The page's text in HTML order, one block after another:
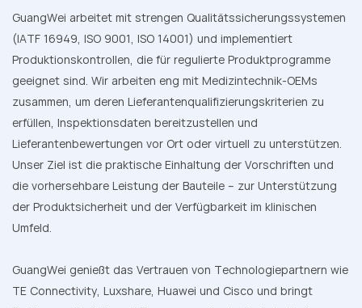
GuangWei arbeitet mit strengen Qualitätssicherungssystemen
(IATF 16949, ISO 9001, ISO 14001) und implementiert
Produktionskontrollen, die für regulierte Produktprogramme
geeignet sind. Wir arbeiten eng mit Medizintechnik-OEMs
zusammen, um deren Lieferantenqualifizierungskriterien zu
erfüllen, Inspektionsdaten bereitzustellen und
Lieferantenbewertungen vor Ort oder virtuell zu unterstützen.
Unser Ziel ist die praktische Einhaltung der Vorschriften und
die vorhersehbare Leistung der Bauteile – zur Unterstützung
der Produktsicherheit und der Verfügbarkeit im klinischen
Umfeld.
GuangWei genießt das Vertrauen von Technologiepartnern wie
TE Connectivity, Luxshare, Huawei und Cisco und bringt